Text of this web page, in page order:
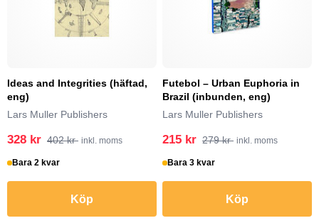
Ideas and Integrities (häftad,
eng)
Lars Muller Publishers
328 kr 402 kr inkl. moms
Bara 2 kvar
Köp
Futebol – Urban Euphoria in
Brazil (inbunden, eng)
Lars Muller Publishers
215 kr 279 kr inkl. moms
Bara 3 kvar
Köp